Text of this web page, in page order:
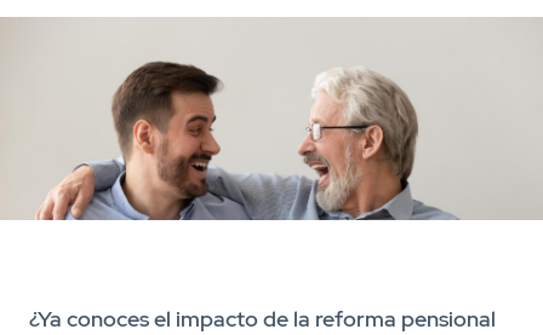
¿Ya conoces el impacto de la reforma pensional